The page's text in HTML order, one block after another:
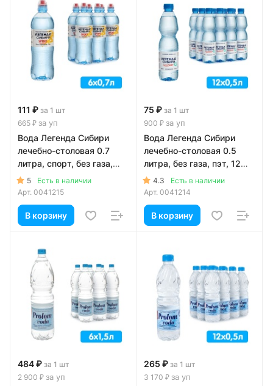
111 ₽ за 1 шт
665 ₽ за уп
Вода Легенда Сибири
лечебно-столовая 0.7
литра, спорт, без газа,
пэт, 6 шт. в уп.
5
Есть в наличии
Арт. 0041215
В корзину
75 ₽ за 1 шт
900 ₽ за уп
Вода Легенда Сибири
лечебно-столовая 0.5
литра, без газа, пэт, 12
шт. в уп.
4.3
Есть в наличии
Арт. 0041214
В корзину
484 ₽ за 1 шт
2 900 ₽ за уп
265 ₽ за 1 шт
3 170 ₽ за уп